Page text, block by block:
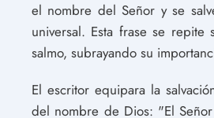
el nombre del Señor y se
universal. Esta frase se repite
salmo, subrayando su
El escritor equipara la
del nombre de Dios: "El